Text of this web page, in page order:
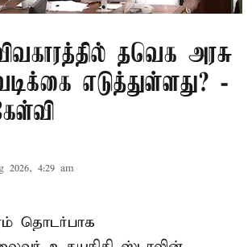
தவெக அரசு
எடுத்துள்ளது? -
2026, 4:29 am
தொடர்பாக